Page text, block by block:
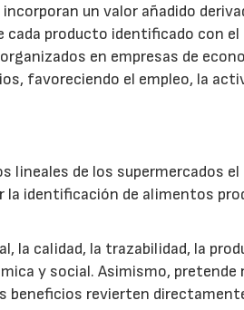
un valor añadido
producto identificado con
en empresas de
favoreciendo el empleo, la
lineales de los supermercados
identificación de alimentos
la calidad, la trazabilidad, la
y social. Asimismo, pretende
beneficios revierten